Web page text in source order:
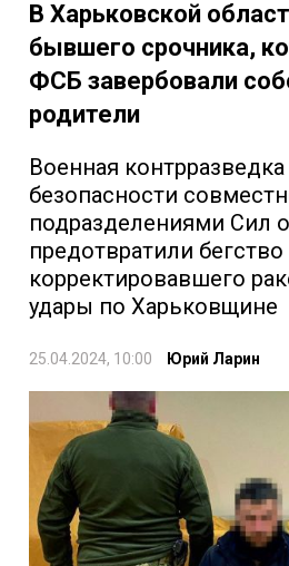
В Харьковской
бывшего срочника,
ФСБ завербовали
родители
Военная
безопасности
подразделениями Сил
предотвратили
корректировавшего
удары по Харьковщине
25.04.2024, 10:00 Юрий Ларин